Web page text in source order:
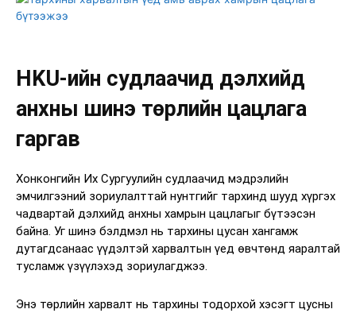
HKU-ийн судлаачид дэлхийд
анхны шинэ төрлийн цацлага
гаргав
Хонконгийн Их Сургуулийн судлаачид мэдрэлийн
эмчилгээний зориулалттай нунтгийг тархинд шууд хүргэх
чадвартай дэлхийд анхны хамрын цацлагыг бүтээсэн
байна. Уг шинэ бэлдмэл нь тархины цусан хангамж
дутагдсанаас үүдэлтэй харвалтын үед өвчтөнд яаралтай
тусламж үзүүлэхэд зориулагджээ.
Энэ төрлийн харвалт нь тархины тодорхой хэсэгт цусны